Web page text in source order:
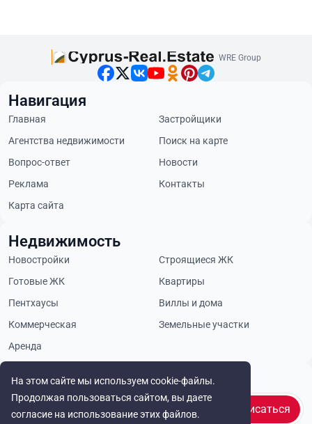
На этом сайте мы используем cookie-файлы.
Продолжая пользоваться сайтом, вы даете
согласие на использование этих файлов.
WRE Group
Будьте в курсе
Подписаться
Навигация
Главная
Застройщики
Агентства недвижимости
Поиск на карте
Вопрос-ответ
Новости
Реклама
Контакты
Карта сайта
Недвижимость
Новостройки
Строящиеся ЖК
Готовые ЖК
Квартиры
Пентхаусы
Виллы и дома
Коммерческая
Земельные участки
Аренда